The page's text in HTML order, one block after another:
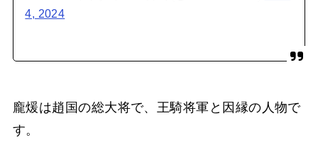
4, 2024
龐煖は趙国の総大将で、王騎将軍と因縁の人物で
す。